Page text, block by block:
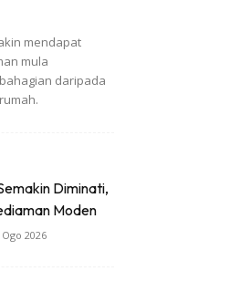
mendapat
mula
daripada
Diminati,
Moden
Ogo 2026